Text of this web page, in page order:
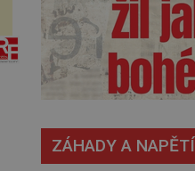
ZÁHADY A NAPĚTÍ